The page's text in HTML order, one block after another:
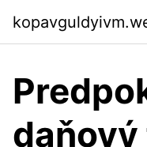
daňový